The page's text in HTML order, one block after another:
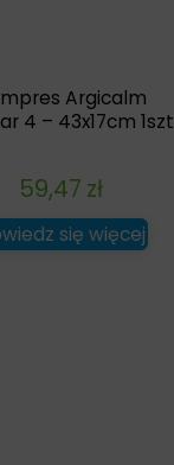
Argicalm
4 – 43x17cm 1szt
59,47 zł
się więcej